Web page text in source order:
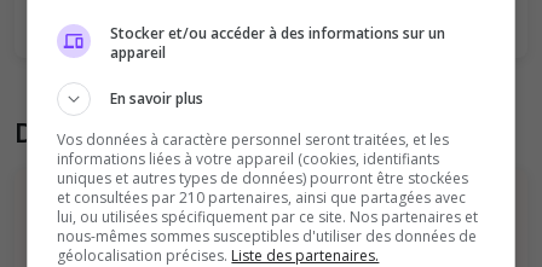
Donner son avis sur le serveur
Stocker et/ou accéder à des informations sur un
appareil
En savoir plus
Vos données à caractère personnel seront traitées, et les
informations liées à votre appareil (cookies, identifiants
uniques et autres types de données) pourront être stockées
et consultées par 210 partenaires, ainsi que partagées avec
lui, ou utilisées spécifiquement par ce site. Nos partenaires et
nous-mêmes sommes susceptibles d'utiliser des données de
géolocalisation précises. Liste des partenaires.